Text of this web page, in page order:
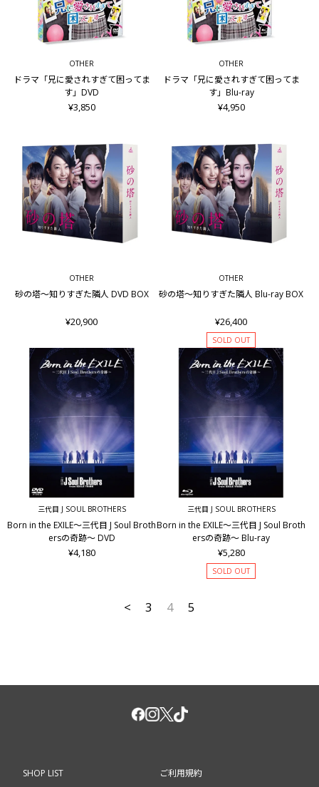
OTHER
ドラマ「兄に愛されすぎて困ってま
す」DVD
¥3,850
OTHER
ドラマ「兄に愛されすぎて困ってま
す」Blu-ray
¥4,950
OTHER
砂の塔～知りすぎた隣人 DVD BOX
¥20,900
OTHER
砂の塔～知りすぎた隣人 Blu-ray BOX
¥26,400
SOLD OUT
三代目 J SOUL BROTHERS
Born in the EXILE～三代目 J Soul Broth
ersの奇跡～ DVD
¥4,180
三代目 J SOUL BROTHERS
Born in the EXILE～三代目 J Soul Broth
ersの奇跡～ Blu-ray
¥5,280
SOLD OUT
< 3 4 5
SHOP LIST ご利用規約